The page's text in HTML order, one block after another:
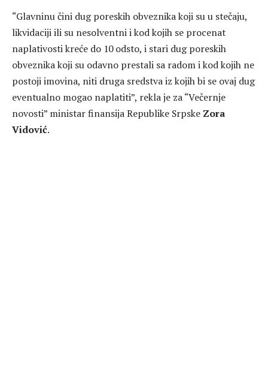
“Glavninu čini dug poreskih obveznika koji su u stečaju,
likvidaciji ili su nesolventni i kod kojih se procenat
naplativosti kreće do 10 odsto, i stari dug poreskih
obveznika koji su odavno prestali sa radom i kod kojih ne
postoji imovina, niti druga sredstva iz kojih bi se ovaj dug
eventualno mogao naplatiti”, rekla je za “Večernje
novosti” ministar finansija Republike Srpske Zora
Vidović.